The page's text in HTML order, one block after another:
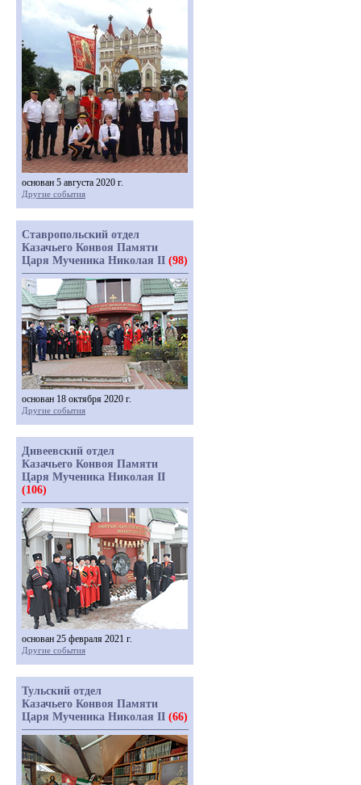
основан 5 августа 2020 г.
Другие события
Ставропольский отдел
Казачьего Конвоя Памяти
Царя Мученика Николая II (98)
основан 18 октября 2020 г.
Другие события
Дивеевский отдел
Казачьего Конвоя Памяти
Царя Мученика Николая II
(106)
основан 25 февраля 2021 г.
Другие события
Тульский отдел
Казачьего Конвоя Памяти
Царя Мученика Николая II (66)